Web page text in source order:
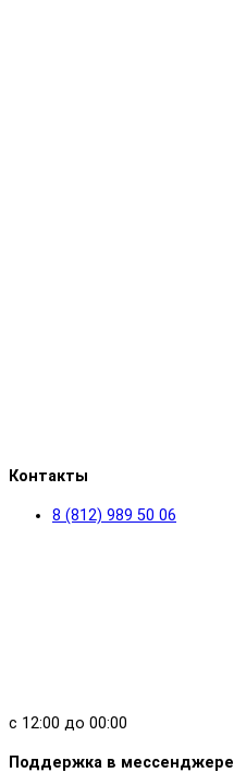
Контакты
8 (812) 989 50 06
с 12:00 до 00:00
Поддержка в мессенджере